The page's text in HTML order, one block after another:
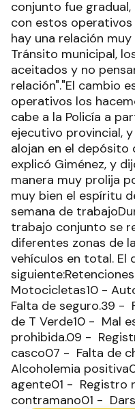
conjunto fue
con estos operativos
hay una relación
Tránsito municipal,
aceitados y no
relación"."El cambio
operativos los
cabe a la Policía a
ejecutivo provincial,
alojan en el depósito
explicó Giménez, y
manera muy prolija
muy bien el espíritu
semana de
trabajo conjunto se
diferentes zonas de
vehículos en total. El
Motocicletas10 -
Falta de seguro.39 -
de T Verde10 - Mal
prohibida.09 -
casco07 - Falta de
Alcoholemia
agente01 - Registro
contramano01 -